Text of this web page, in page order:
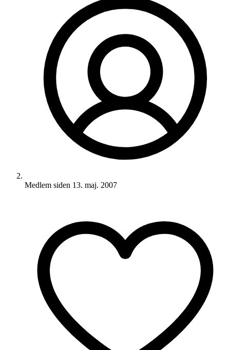
Medlem siden 13. maj. 2007